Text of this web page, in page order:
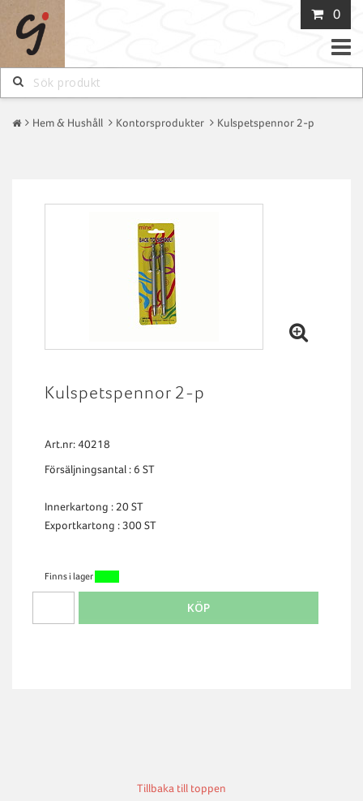
0
Toggle
Hem & Hushåll Kontorsprodukter Kulspetspennor 2-p
Kulspetspennor 2-p
Art.nr: 40218
Försäljningsantal : 6 ST
Innerkartong : 20 ST
Exportkartong : 300 ST
Finns i lager
KÖP
Tillbaka till toppen